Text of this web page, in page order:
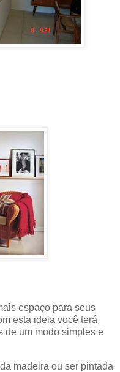
espaço para seus
esta ideia você terá
de um modo simples e
madeira ou ser pintada